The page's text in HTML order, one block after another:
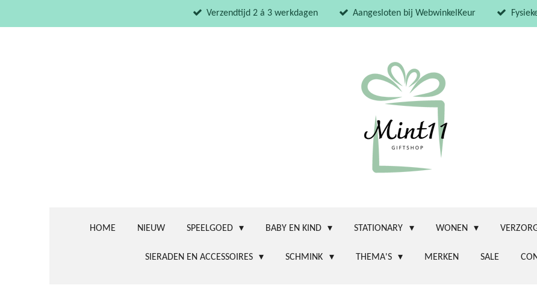
direct
Verzendtijd 2 á 3 werkdagen Aangesloten bij WebwinkelKeur
HOME NIEUW SPEELGOED BABY EN KIND STATIONARY WONEN
SIERADEN EN ACCESSOIRES SCHMINK THEMA'S MERKEN SALE